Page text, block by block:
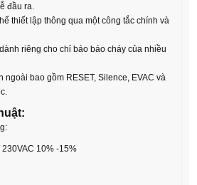
đầu ra.
thiết lập thông qua một công tắc chính và
riêng cho chỉ báo báo cháy của nhiều
ngoài bao gồm RESET, Silence, EVAC và
10% -15%